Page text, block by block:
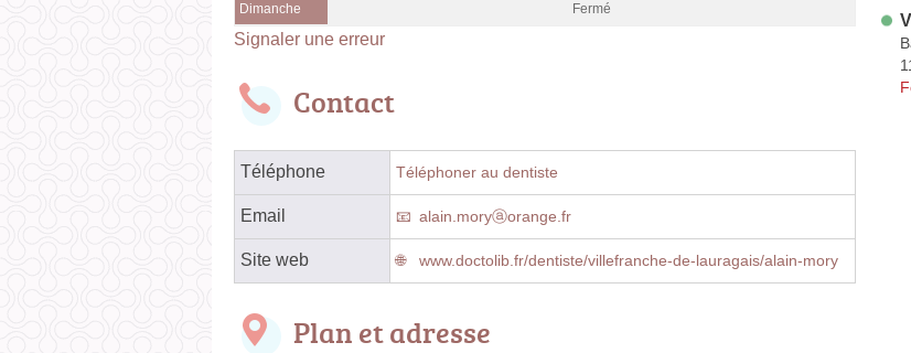
Dimanche Fermé
Signaler une erreur
Contact
Téléphone Téléphoner au dentiste
Email alain.moryⓐorange.fr
Site web www.doctolib.fr/dentiste/villefranche-de-lauragais/alain-mory
Plan et adresse